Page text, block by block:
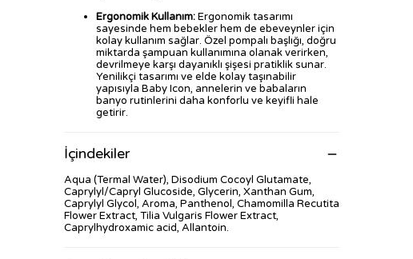
Ergonomik Kullanım:Ergonomik tasarımı
sayesinde hem bebekler hem de ebeveynler için
kolay kullanım sağlar. Özel pompalı başlığı, doğru
miktarda şampuan kullanımına olanak verirken,
devrilmeye karşı dayanıklı şişesi pratiklik sunar.
Yenilikçi tasarımı ve elde kolay taşınabilir
yapısıyla Baby Icon, annelerin ve babaların
banyo rutinlerini daha konforlu ve keyifli hale
getirir.
İçindekiler
Aqua (Termal Water), Disodium Cocoyl Glutamate,
Caprylyl/Capryl Glucoside, Glycerin, Xanthan Gum,
Caprylyl Glycol, Aroma, Panthenol, Chamomilla Recutita
Flower Extract, Tilia Vulgaris Flower Extract,
Caprylhydroxamic acid, Allantoin.